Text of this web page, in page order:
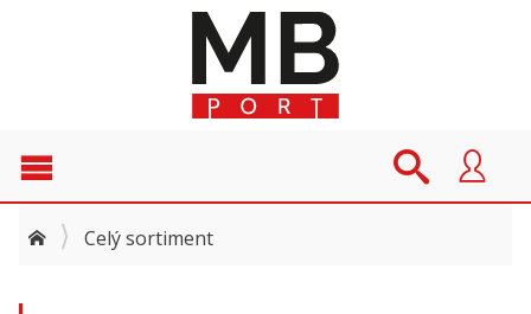
Celý sortiment